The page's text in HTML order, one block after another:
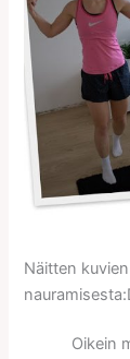
Näitten
Oikein